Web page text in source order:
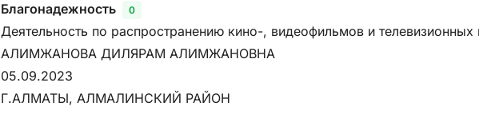
Благонадежность 0
Деятельность по распространению кино-, видеофильмов и
АЛИМЖАНОВА ДИЛЯРАМ АЛИМЖАНОВНА
05.09.2023
Г.АЛМАТЫ, АЛМАЛИНСКИЙ РАЙОН